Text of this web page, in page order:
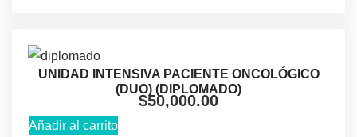
UNIDAD INTENSIVA PACIENTE ONCOLÓGICO
(DUO) (DIPLOMADO)
$50,000.00
Añadir al carrito